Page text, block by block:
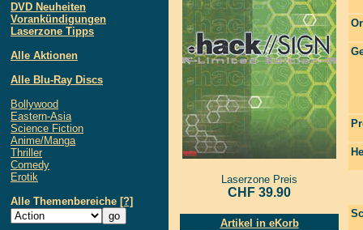
DVD Neuheiten
Vorankündigungen
Laserzone Tipps
Alle Aktionen
Alle Blu-Ray Discs
Bollywood
Eastern-Asia
Science Fiction
Anime/Manga
Thriller
Comedy
Erotik
Alle Themenbereiche [?]
Laserzone Preis
CHF 39.90
Artikel in eKorb